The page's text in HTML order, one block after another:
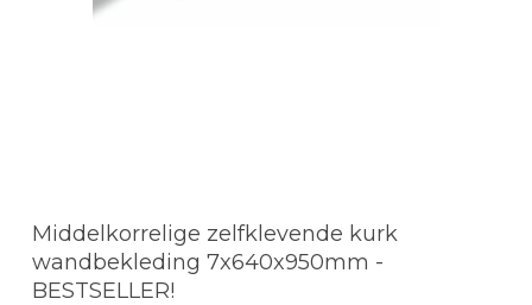
Middelkorrelige zelfklevende kurk
wandbekleding 7x640x950mm -
BESTSELLER!